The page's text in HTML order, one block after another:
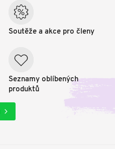
Soutěže a akce pro členy
Seznamy oblíbených
produktů